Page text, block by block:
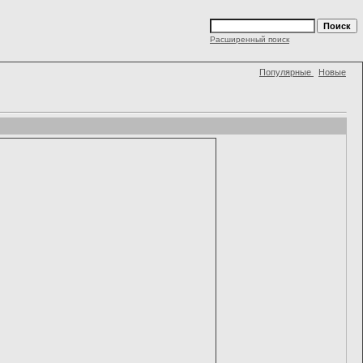
Расширенный поиск
Популярные Новые